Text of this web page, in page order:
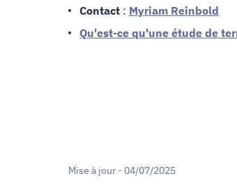
Contact : Myriam Reinbold
Qu'est-ce qu'une étude de
Mise à jour - 04/07/2025